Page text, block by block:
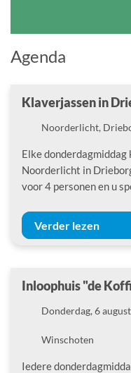
Agenda
Klaverjassen in
LocatieNoorderlicht,
Elke
Noorderlicht in
voor 4 personen en u
Verder lezen
Inloophuis "de
DatumDonderdag, 6
LocatieWinschoten
Iedere